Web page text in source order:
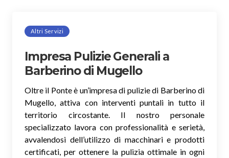
Altri Servizi
Impresa Pulizie Generali a
Barberino di Mugello
Oltre il Ponte è un’impresa di pulizie di Barberino di
Mugello, attiva con interventi puntali in tutto il
territorio circostante. Il nostro personale
specializzato lavora con professionalità e serietà,
avvalendosi dell’utilizzo di macchinari e prodotti
certificati, per ottenere la pulizia ottimale in ogni